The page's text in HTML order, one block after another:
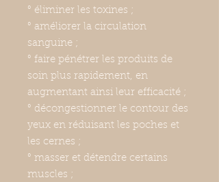
° éliminer les toxines ;
° améliorer la circulation
sanguine ;
° faire pénétrer les produits de
soin plus rapidement, en
augmentant ainsi leur efficacité ;
° décongestionner le contour des
yeux en réduisant les poches et
les cernes ;
° masser et détendre certains
muscles ;